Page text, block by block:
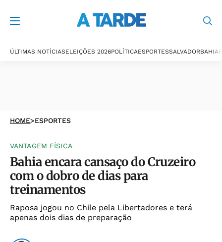
ÚLTIMAS NOTÍCIASELEIÇÕES 2026POLÍTICAESPORTESSALVADORBAHIA
HOME>ESPORTES
VANTAGEM FÍSICA
Bahia encara cansaço do Cruzeiro
com o dobro de dias para
treinamentos
Raposa jogou no Chile pela Libertadores e terá
apenas dois dias de preparação